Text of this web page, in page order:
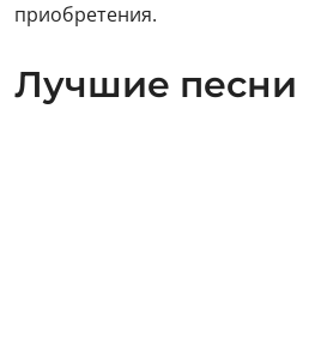
приобретения.
Лучшие песни